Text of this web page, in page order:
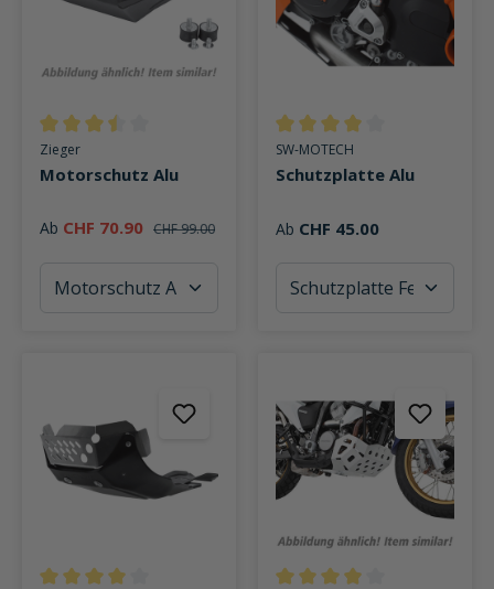
Durchschnittliche Bewertung von 3.5 von 5 Sternen
Zieger
Motorschutz Alu
Ab CHF 70.90 CHF 99.00
Durchschnittliche Bewertung
SW-MOTECH
Schutzplatte Alu
Ab CHF 45.00